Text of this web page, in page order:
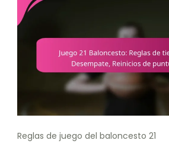
Reglas de juego del baloncesto 21